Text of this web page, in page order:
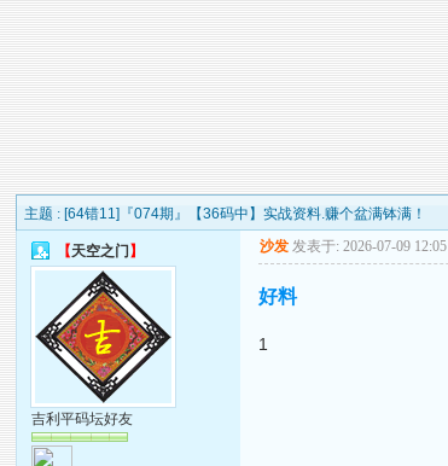
主题 : [64错11]『074期』【36码中】实战资料.赚个盆满钵满！
【天空之门 】
吉利平码坛好友
沙发 发表于: 2026-07-09 12:05
好料
1